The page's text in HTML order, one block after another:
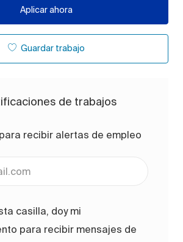
Aplicar ahora
Guardar trabajo
de trabajos
recibir alertas de empleo
de correo electrónico
casilla, doy mi
para recibir mensajes de